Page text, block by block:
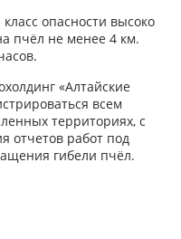
опасности высоко
пчёл не менее 4 км.
«Алтайские
всем
территориях, с
отчетов работ под
гибели пчёл.